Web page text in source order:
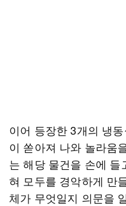
이어 등장한 3개의 냉
이 쏟아져 나와 놀라움
는 해당 물건을 손에 들
혀 모두를 경악하게 만
체가 무엇일지 의문을